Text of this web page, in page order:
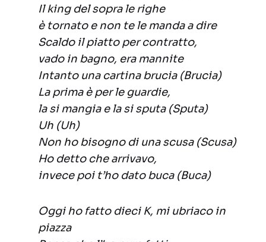
Il king del sopra le righe
è tornato e non te le manda a dire
Scaldo il piatto per contratto,
vado in bagno, era mannite
Intanto una cartina brucia (Brucia)
La prima è per le guardie,
la si mangia e la si sputa (Sputa)
Uh (Uh)
Non ho bisogno di una scusa (Scusa)
Ho detto che arrivavo,
invece poi t’ho dato buca (Buca)
Oggi ho fatto dieci K, mi ubriaco in
piazza